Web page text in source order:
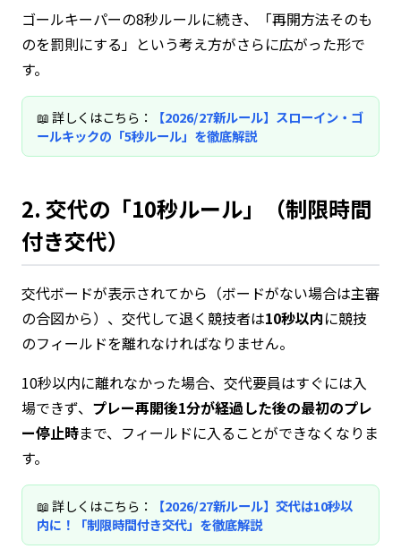
ゴールキーパーの8秒ルールに続き、「再開方法そのも
のを罰則にする」という考え方がさらに広がった形で
す。
📖 詳しくはこちら：
【2026/27新ルール】スローイン・ゴ
ールキックの「5秒ルール」を徹底解説
2. 交代の「10秒ルール」（制限時間
付き交代）
交代ボードが表示されてから（ボードがない場合は主審
の合図から）、交代して退く競技者は10秒以内に競技
のフィールドを離れなければなりません。
10秒以内に離れなかった場合、交代要員はすぐには入
場できず、 プレー再開後1分が経過した後の最初のプレ
ー停止時まで、フィールドに入ることができなくなりま
す。
📖 詳しくはこちら：
【2026/27新ルール】交代は10秒以
内に！「制限時間付き交代」を徹底解説